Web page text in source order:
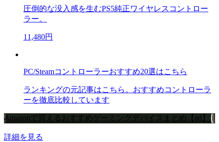
圧倒的な没入感を生むPS5純正ワイヤレスコントロー
ラー。
11,480円
PC/Steamコントローラーおすすめ20選はこちら
ランキングの元記事はこちら。おすすめコントローラ
ーを徹底比較しています
Amazonで買えるおすすめゲーミングデバイスまとめ【ad】
詳細を見る